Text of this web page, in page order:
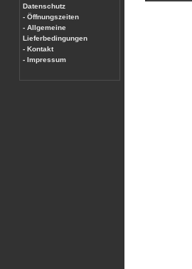
Datenschutz
- Öffnungszeiten
- Allgemeine
Lieferbedingungen
- Kontakt
- Impressum